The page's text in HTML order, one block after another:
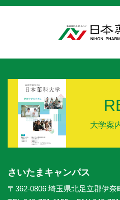
大学案
さいたまキャンパス
〒362-0806 埼玉県北足立郡伊奈